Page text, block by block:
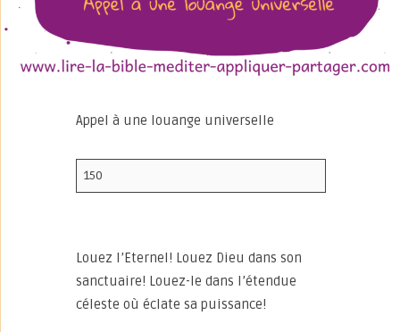
Appel à une louange universelle
150
Louez l’Eternel! Louez Dieu dans son
sanctuaire! Louez-le dans l’étendue
céleste où éclate sa puissance!